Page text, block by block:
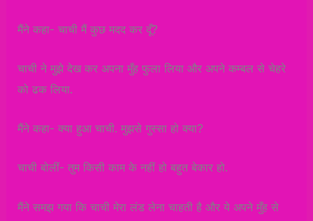
मैंने कहा- चाची मैं कुछ मदद कर दूँ?
चाची ने मुझे देख कर अपना मुँह फुला लिया और अपने कम्बल से चेहरे
को ढक लिया.
मैंने कहा- क्या हुआ चाची. मुझसे गुस्सा हो क्या?
चाची बोलीं- तुम किसी काम के नहीं हो बहुत बेकार हो.
मैंने समझ गया कि चाची मेरा लंड लेना चाहती है और ये अपने मुँह से